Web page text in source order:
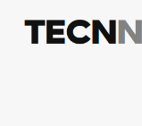
contenido